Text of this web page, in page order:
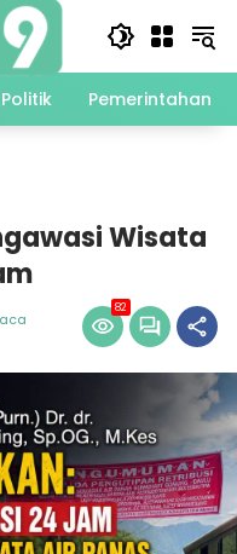
Politik Pemerintahan
Wisata
82